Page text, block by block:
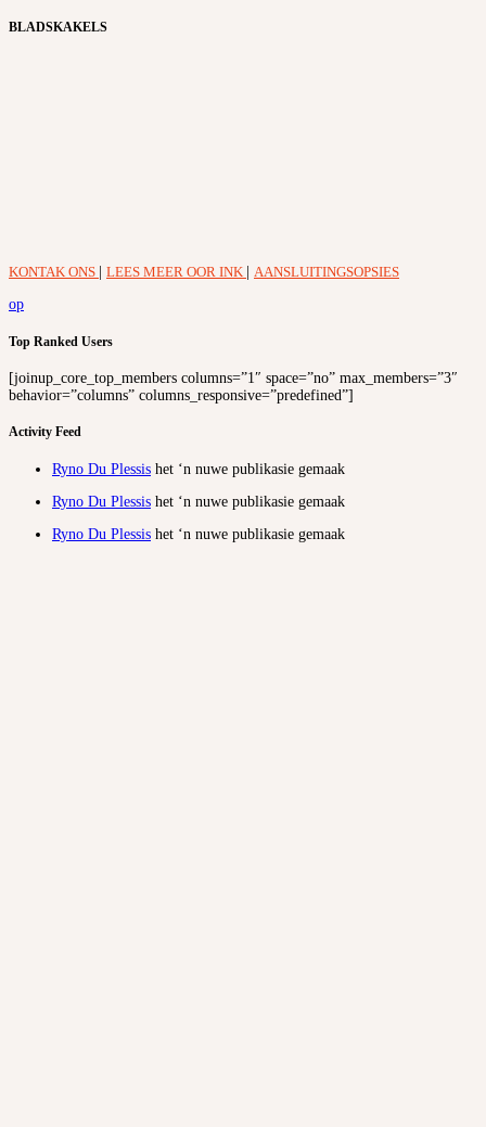
BLADSKAKELS
KONTAK ONS LEES MEER OOR INK
AANSLUITINGSOPSIES
op
Top Ranked Users
[joinup_core_top_members columns=”1″ space=”no” max_members=”3″
behavior=”columns” columns_responsive=”predefined”]
Activity Feed
Ryno Du Plessis het ‘n nuwe publikasie gemaak
Ryno Du Plessis het ‘n nuwe publikasie gemaak
Ryno Du Plessis het ‘n nuwe publikasie gemaak